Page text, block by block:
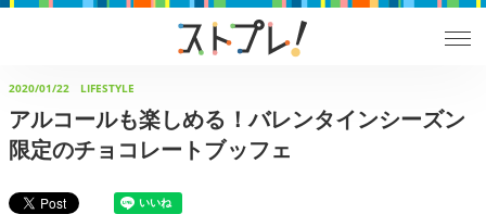
2020/01/22 LIFESTYLE
アルコールも楽しめる！バレンタインシーズン
限定のチョコレートブッフェ